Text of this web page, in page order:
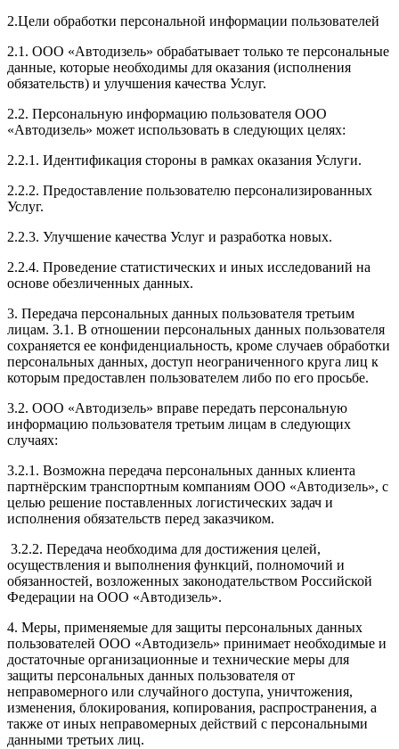
2.Цели обработки персональной информации пользователей
2.1. ООО «Автодизель» обрабатывает только те персональные
данные, которые необходимы для оказания (исполнения
обязательств) и улучшения качества Услуг.
2.2. Персональную информацию пользователя ООО
«Автодизель» может использовать в следующих целях:
2.2.1. Идентификация стороны в рамках оказания Услуги.
2.2.2. Предоставление пользователю персонализированных
Услуг.
2.2.3. Улучшение качества Услуг и разработка новых.
2.2.4. Проведение статистических и иных исследований на
основе обезличенных данных.
3. Передача персональных данных пользователя третьим
лицам. 3.1. В отношении персональных данных пользователя
сохраняется ее конфиденциальность, кроме случаев обработки
персональных данных, доступ неограниченного круга лиц к
которым предоставлен пользователем либо по его просьбе.
3.2. ООО «Автодизель» вправе передать персональную
информацию пользователя третьим лицам в следующих
случаях:
3.2.1. Возможна передача персональных данных клиента
партнёрским транспортным компаниям ООО «Автодизель», с
целью решение поставленных логистических задач и
исполнения обязательств перед заказчиком.
3.2.2. Передача необходима для достижения целей,
осуществления и выполнения функций, полномочий и
обязанностей, возложенных законодательством Российской
Федерации на ООО «Автодизель».
4. Меры, применяемые для защиты персональных данных
пользователей ООО «Автодизель» принимает необходимые и
достаточные организационные и технические меры для
защиты персональных данных пользователя от
неправомерного или случайного доступа, уничтожения,
изменения, блокирования, копирования, распространения, а
также от иных неправомерных действий с персональными
данными третьих лиц.